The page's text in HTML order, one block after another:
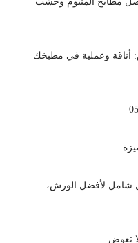
أناقة وعملية في مطبخك
مخرج ١٧ 2026: دليل شامل لأفضل الورش،
تعوض